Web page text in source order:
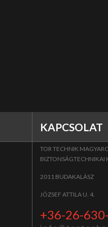
KAPCSOLAT
TOR TECHNIK
BIZTONSÁGTECHNIKAI
2011 BUDAKALÁSZ
JÓZSEF ATTILA U. 4.
+36-26-